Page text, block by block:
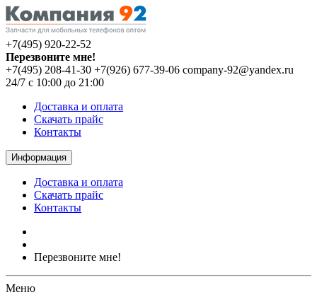
+7(495) 920-22-52
Перезвоните мне!
+7(495) 208-41-30 +7(926) 677-39-06 company-92@yandex.ru
24/7 с 10:00 до 21:00
Доставка и оплата
Скачать прайс
Контакты
Информация
Доставка и оплата
Скачать прайс
Контакты
Перезвоните мне!
Меню